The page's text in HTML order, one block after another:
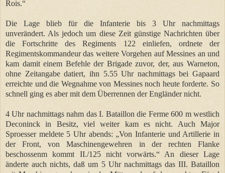
Rois.“
Die Lage blieb für die Infanterie bis 3 Uhr nachmittags
unverändert. Als jedoch um diese Zeit günstige Nachrichten über
die Fortschritte des Regiments 122 einliefen, ordnete der
Regimentskommandeur das weitere Vorgehen auf Messines an und
kam damit einem Befehle der Brigade zuvor, der, aus Warneton,
ohne Zeitangabe datiert, ihn 5.55 Uhr nachmittags bei Gapaard
erreichte und die Wegnahme von Messines noch heute forderte. So
schnell ging es aber mit dem Überrennen der Engländer nicht.
4 Uhr nachmittags nahm das I. Bataillon die Ferme 600 m westlich
Deconinck in Besitz, viel weiter kam es nicht. Auch Major
Sproesser meldete 5 Uhr abends: „Von Infanterie und Artillerie in
der Front, von Maschinengewehren in der rechten Flanke
beschossenm kommt II./125 nicht vorwärts.“ An dieser Lage
änderte auch nichts, daß um 5 Uhr nachmittags das III. Bataillon